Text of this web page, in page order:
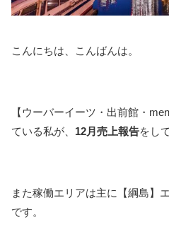
こんにちは、こんばんは。
【ウーバーイーツ・出前館・
ている私が、 12月売上報告をし
また稼働エリアは主に【綱島】
です。